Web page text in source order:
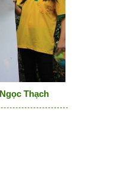
Thạch